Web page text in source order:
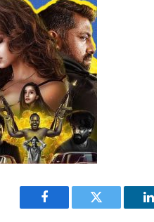
Facebook Twitter